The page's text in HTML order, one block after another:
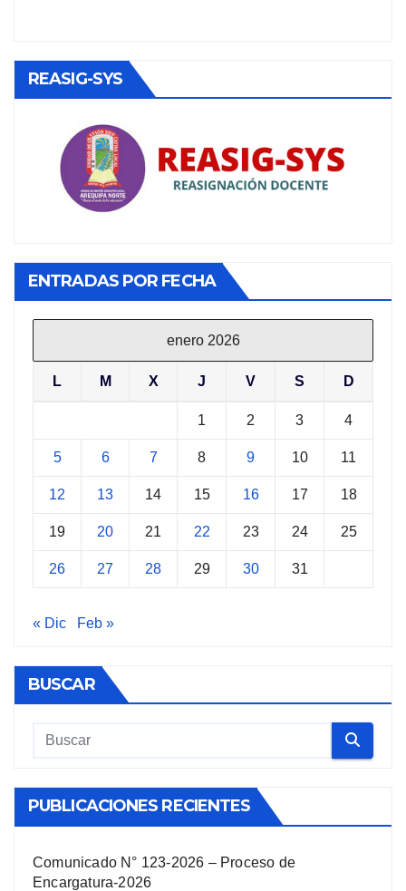
REASIG-SYS
ENTRADAS POR FECHA
enero 2026
L M X J V S D
1 2 3 4
5 6 7 8 9 10 11
12 13 14 15 16 17 18
19 20 21 22 23 24 25
26 27 28 29 30 31
« Dic Feb »
BUSCAR
PUBLICACIONES RECIENTES
Comunicado N° 123-2026 – Proceso de
Encargatura-2026